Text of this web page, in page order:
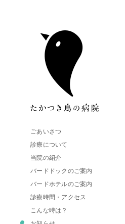
ごあいさつ
診療について
当院の紹介
バードドックのご案内
バードホテルのご案内
診療時間・アクセス
こんな時は？